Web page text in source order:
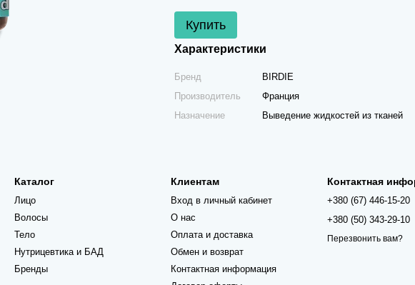
Купить
Характеристики
Бренд
BIRDIE
Производитель
Франция
Назначение
Выведение жидкостей из тканей
Каталог
Лицо
Волосы
Тело
Нутрицевтика и БАД
Бренды
Клиентам
Вход в личный кабинет
О нас
Оплата и доставка
Обмен и возврат
Контактная информация
Контактная
+380 (67) 446-15-20
+380 (50) 343-29-10
Перезвонить вам?